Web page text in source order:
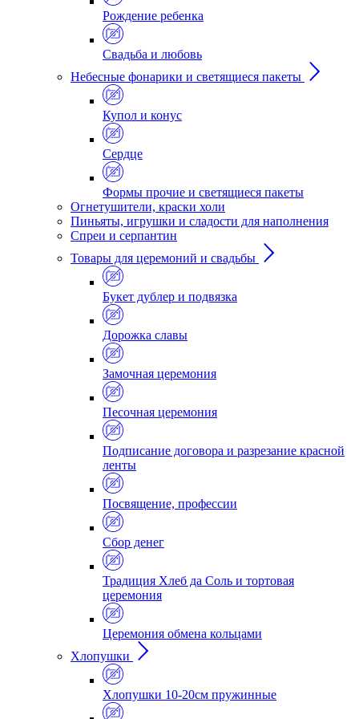
Рождение ребенка
Свадьба и любовь
Небесные фонарики и светящиеся пакеты
Купол и конус
Сердце
Формы прочие и светящиеся пакеты
Огнетушители, краски холи
Пиньяты, игрушки и сладости для наполнения
Спреи и серпантин
Товары для церемоний и свадьбы
Букет дублер и подвязка
Дорожка славы
Замочная церемония
Песочная церемония
Подписание договора и разрезание красной
ленты
Посвящение, профессии
Сбор денег
Традиция Хлеб да Соль и тортовая
церемония
Церемония обмена кольцами
Хлопушки
Хлопушки 10-20см пружинные